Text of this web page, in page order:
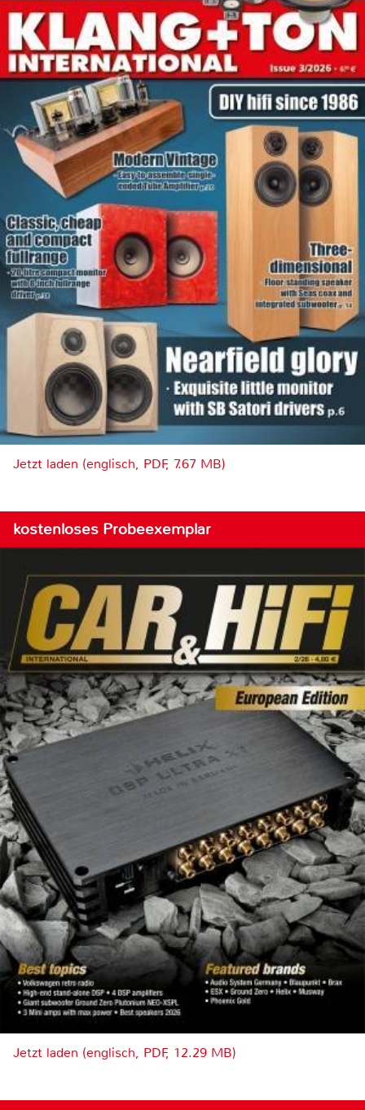
Jetzt laden (englisch, PDF, 7.67 MB)
kostenloses Probeexemplar
Jetzt laden (englisch, PDF, 12.29 MB)